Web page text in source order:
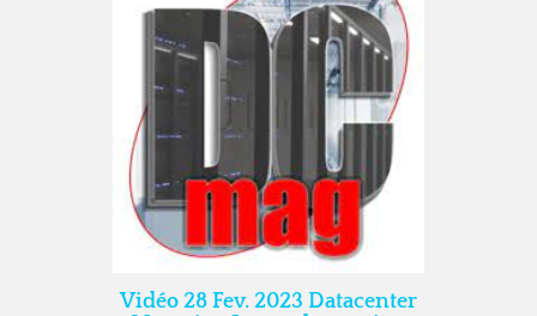
Vidéo 28 Fev. 2023 Datacenter